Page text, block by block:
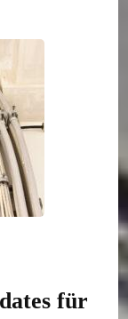
für